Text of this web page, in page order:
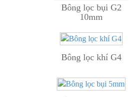
Bông lọc bụi G2
10mm
Bông lọc khí G4